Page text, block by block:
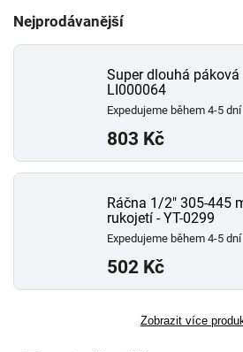
Nejprodávanější
Super dlouhá
LI000064
Expedujeme během 4-5 dní
803 Kč
Ráčna 1/2" 305-445
rukojetí - YT-0299
Expedujeme během 4-5 dní
502 Kč
Zobrazit více